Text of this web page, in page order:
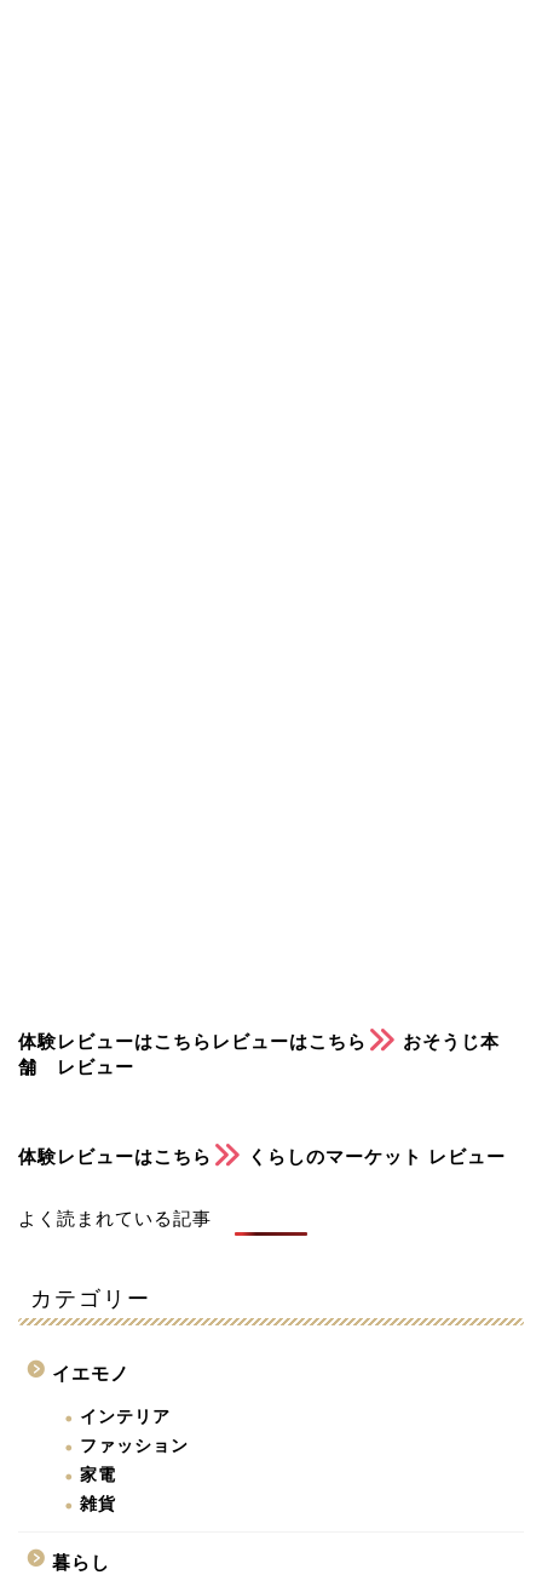
体験レビューはこちらレビューはこちら
おそうじ本
舗 レビュー
体験レビューはこちら くらしのマーケット レビュー
よく読まれている記事
カテゴリー
イエモノ
インテリア
ファッション
家電
雑貨
暮らし